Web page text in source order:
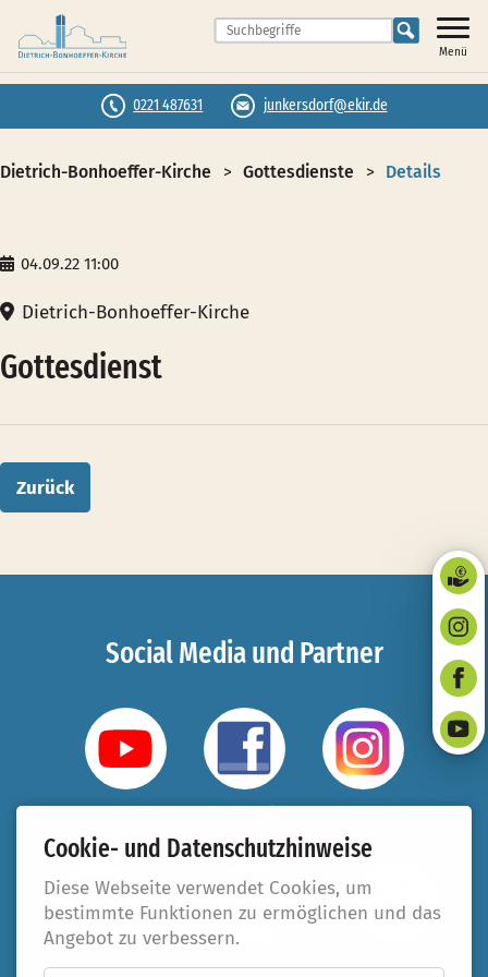
Menü
0221 487631 junkersdorf@ekir.de
Dietrich-Bonhoeffer-Kirche Gottesdienste Details
04.09.22 11:00
Dietrich-Bonhoeffer-Kirche
Gottesdienst
Zurück
Social Media und Partner
YouTube Facebook Instagram
Taufbegleiter #beziehungsweise 321.koeln
Cookie- und Datenschutzhinweise
Diese Webseite verwendet Cookies, um
bestimmte Funktionen zu ermöglichen und das
Angebot zu verbessern.